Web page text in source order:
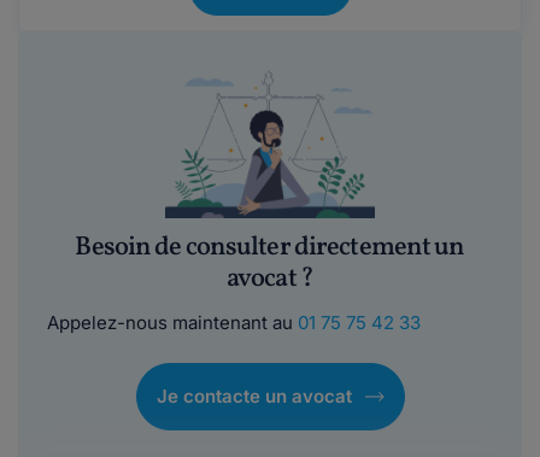
Besoin de consulter directement un
avocat ?
Appelez-nous maintenant au 01 75 75 42 33
Je contacte un avocat